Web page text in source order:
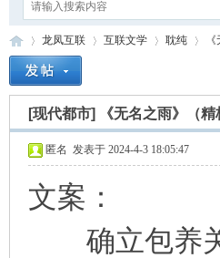
龙凤互联
›
互联文学
›
耽纯
[现代都市] 《无名之雨》（
匿名 发表于 2024-4-3 18:05:47
文案：
确立包养关